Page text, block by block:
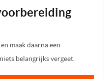
maak daarna een
belangrijks vergeet.